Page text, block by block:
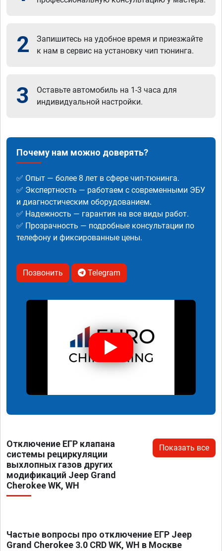
2
Запишитесь на удобное время и приезжайте
к нам в сервис на установку чип тюнинга.
3
Оставьте автомобиль на 1-3 часа для
индивидуальной настройки.
Почему нам можно доверять?
✅ Опыт — более 8 лет в сфере чип-тюнинга.
✅ Экспертность — работаем с современными ЭБУ
и диагностическим оборудованием.
✅ Надежность — гарантия на все виды работ.
✅ Прозрачность — подробные консультации по
телефону и фиксированные цены.
Позвонить Telegram
Отключение ЕГР клапана
системы рециркуляции
выхлопных газов других
модификаций Jeep Grand
Cherokee WK, WH
Показать все
Частые вопросы про отключение ЕГР Jeep
Grand Cherokee 3.0 CRD WK, WH в Москве